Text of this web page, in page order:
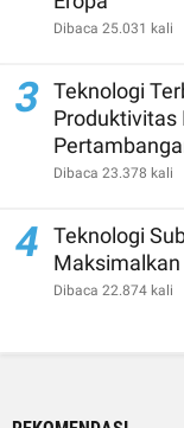
Dibaca 25.031 kali
3 Teknologi
Produktivitas
Dibaca 23.378 kali
4
Teknologi
Dibaca 22.874 kali